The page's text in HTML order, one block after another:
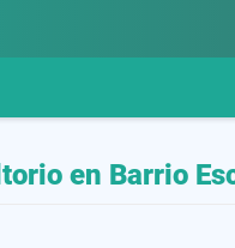
en Barrio